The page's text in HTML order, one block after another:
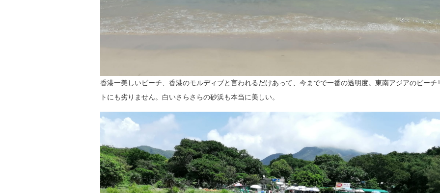
香港一美しいビーチ、香港のモルディブと言われるだけあって、今までで一番の透明度。東南アジアのビーチ
トにも劣りません。白いさらさらの砂浜も本当に美しい。